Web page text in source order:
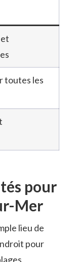
toutes les
pour
Mer
lieu de
pour